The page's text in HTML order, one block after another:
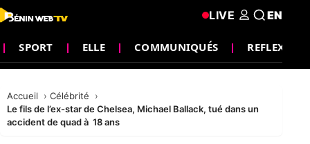
SPORT ELLE COMMUNIQUÉS REFLEXION
LIVE EN
Accueil
Célébrité
Le fils de l’ex-star de Chelsea, Michael Ballack, tué dans un
accident de quad à 18 ans